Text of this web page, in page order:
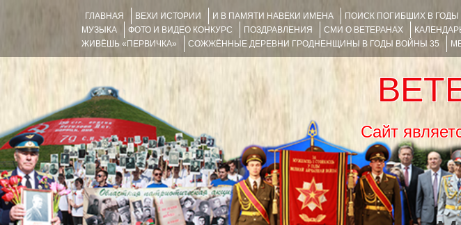
ГЛАВНАЯ ВЕХИ ИСТОРИИ И В ПАМЯТИ НАВЕКИ ИМЕНА ПОИСК ПОГИБШИХ В
МУЗЫКА
ФОТО И ВИДЕО КОНКУРС ПОЗДРАВЛЕНИЯ СМИ О ВЕТЕРАНАХ
ЖИВЁШЬ «ПЕРВИЧКА»
СОЖЖЁННЫЕ ДЕРЕВНИ ГРОДНЕНЩИНЫ В ГОДЫ ВОЙНЫ 35
Сайт